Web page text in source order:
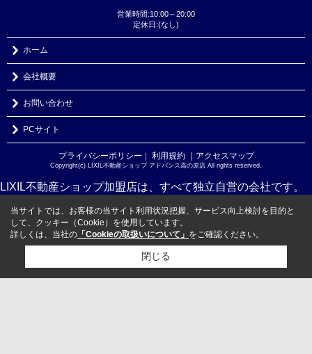
営業時間:10:00～20:00
定休日:(なし)
ホーム
会社概要
お問い合わせ
PCサイト
プライバシーポリシー ｜ 利用規約 ｜アクセスマップ
Copyright(c) LIXIL不動産ショップ アドバンス高の原店 All rights reserved.
LIXIL不動産ショップ加盟店は、すべて独立自営の会社です。
当サイトでは、お客様の当サイト利用状況把握、サービス向上検討を目的と
して、クッキー（Cookie）を使用しています。
詳しくは、当社の 「Cookieの取扱いについて」 をご確認ください。
閉じる